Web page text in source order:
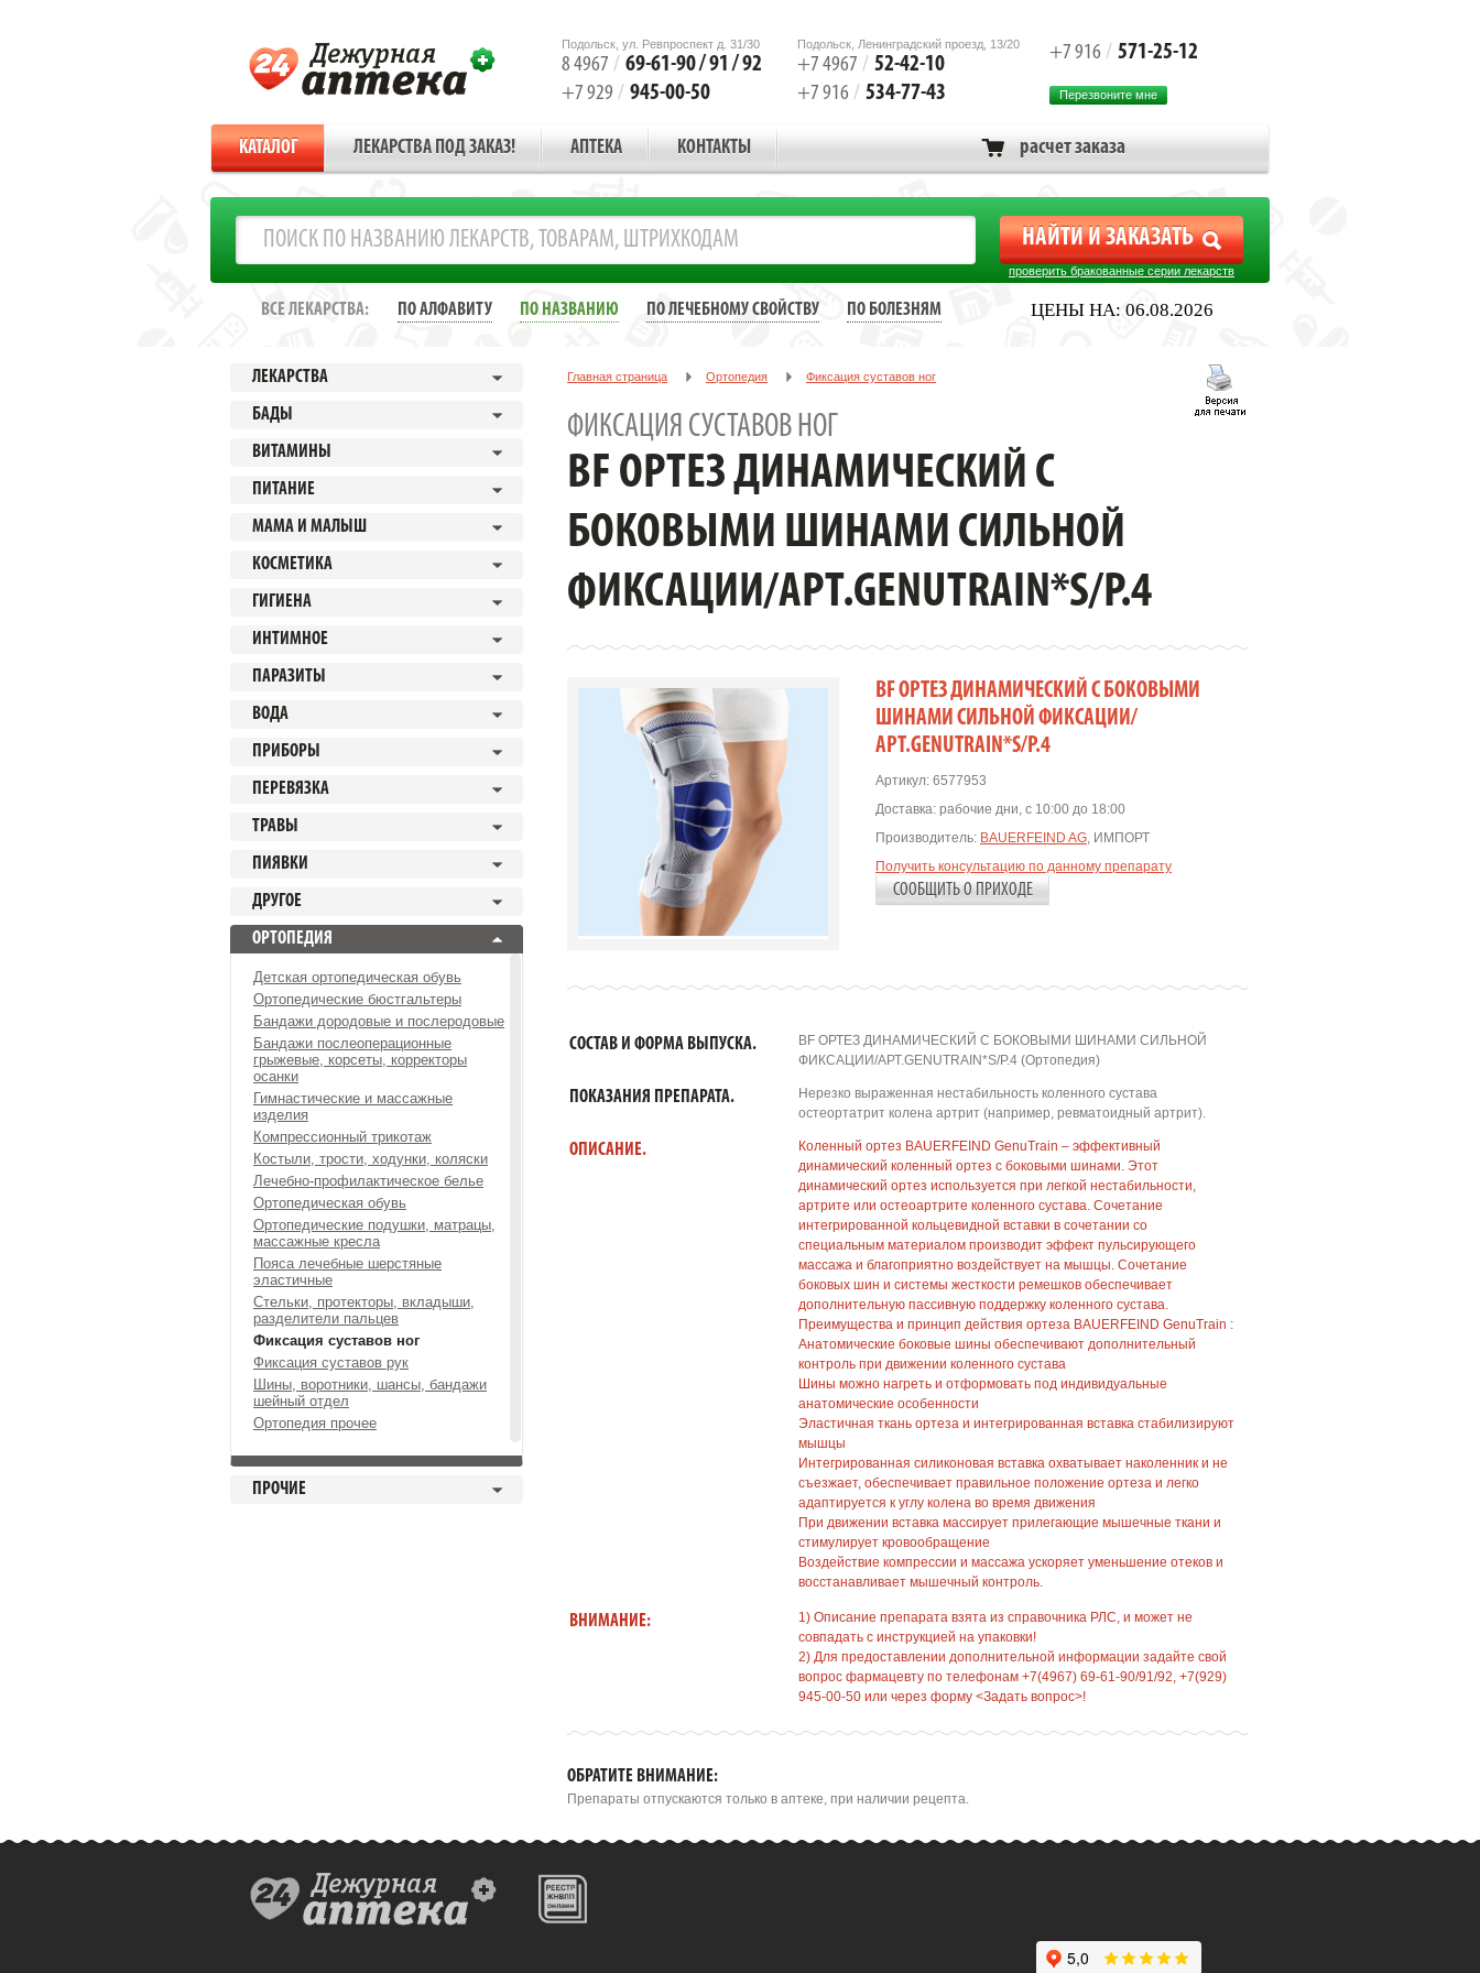
Подольск, ул. Ревпроспект д. 31/30
8 4967 / 69-61-90 / 91 / 92
+7 929 / 945-00-50
Подольск, Ленинградский проезд, 13/20
+7 4967 / 52-42-10
+7 916 / 534-77-43
+7 916 / 571-25-12
Перезвоните мне
КАТАЛОГ ЛЕКАРСТВА ПОД ЗАКАЗ! АПТЕКА КОНТАКТЫ расчет заказа
проверить бракованные серии лекарств
ЦЕНЫ НА: 06.08.2026
ВСЕ ЛЕКАРСТВА: ПО АЛФАВИТУ ПО НАЗВАНИЮ ПО ЛЕЧЕБНОМУ СВОЙСТВУ ПО БОЛЕЗНЯМ
ЛЕКАРСТВА
БАДЫ
ВИТАМИНЫ
ПИТАНИЕ
МАМА И МАЛЫШ
КОСМЕТИКА
ГИГИЕНА
ИНТИМНОЕ
ПАРАЗИТЫ
ВОДА
ПРИБОРЫ
ПЕРЕВЯЗКА
ТРАВЫ
ПИЯВКИ
ДРУГОЕ
ОРТОПЕДИЯ
Детская ортопедическая обувь
Ортопедические бюстгальтеры
Бандажи дородовые и послеродовые
Бандажи послеоперационные
грыжевые, корсеты, корректоры
осанки
Гимнастические и массажные
изделия
Компрессионный трикотаж
Костыли, трости, ходунки, коляски
Лечебно-профилактическое белье
Ортопедическая обувь
Ортопедические подушки, матрацы,
массажные кресла
Пояса лечебные шерстяные
эластичные
Стельки, протекторы, вкладыши,
разделители пальцев
Фиксация суставов ног
Фиксация суставов рук
Шины, воротники, шансы, бандажи
шейный отдел
Ортопедия прочее
ПРОЧИЕ
Главная страница Ортопедия Фиксация суставов ног
ФИКСАЦИЯ СУСТАВОВ НОГ
BF ОРТЕЗ ДИНАМИЧЕСКИЙ С
БОКОВЫМИ ШИНАМИ СИЛЬНОЙ
ФИКСАЦИИ/АРТ.GENUTRAIN*S/Р.4
BF ОРТЕЗ ДИНАМИЧЕСКИЙ С БОКОВЫМИ
ШИНАМИ СИЛЬНОЙ ФИКСАЦИИ/
АРТ.GENUTRAIN*S/Р.4
Артикул: 6577953
Доставка: рабочие дни, с 10:00 до 18:00
Производитель: BAUERFEIND AG, ИМПОРТ
Получить консультацию по данному препарату
СООБЩИТЬ О ПРИХОДЕ
СОСТАВ И ФОРМА ВЫПУСКА.
BF ОРТЕЗ ДИНАМИЧЕСКИЙ С БОКОВЫМИ ШИНАМИ СИЛЬНОЙ
ФИКСАЦИИ/АРТ.GENUTRAIN*S/Р.4 (Ортопедия)
ПОКАЗАНИЯ ПРЕПАРАТА.
Нерезко выраженная нестабильность коленного сустава
остеортатрит колена артрит (например, ревматоидный артрит).
ОПИСАНИЕ.
Коленный ортез BAUERFEIND GenuTrain – эффективный
динамический коленный ортез с боковыми шинами. Этот
динамический ортез используется при легкой нестабильности,
артрите или остеоартрите коленного сустава. Сочетание
интегрированной кольцевидной вставки в сочетании со
специальным материалом производит эффект пульсирующего
массажа и благоприятно воздействует на мышцы. Сочетание
боковых шин и системы жесткости ремешков обеспечивает
дополнительную пассивную поддержку коленного сустава.
Преимущества и принцип действия ортеза BAUERFEIND GenuTrain :
Анатомические боковые шины обеспечивают дополнительный
контроль при движении коленного сустава
Шины можно нагреть и отформовать под индивидуальные
анатомические особенности
Эластичная ткань ортеза и интегрированная вставка стабилизируют
мышцы
Интегрированная силиконовая вставка охватывает наколенник и не
съезжает, обеспечивает правильное положение ортеза и легко
адаптируется к углу колена во время движения
При движении вставка массирует прилегающие мышечные ткани и
стимулирует кровообращение
Воздействие компрессии и массажа ускоряет уменьшение отеков и
восстанавливает мышечный контроль.
ВНИМАНИЕ:
1) Описание препарата взята из справочника РЛС, и может не
совпадать с инструкцией на упаковки!
2) Для предоставлении дополнительной информации задайте свой
вопрос фармацевту по телефонам +7(4967) 69-61-90/91/92, +7(929)
945-00-50 или через форму <Задать вопрос>!
ОБРАТИТЕ ВНИМАНИЕ:
Препараты отпускаются только в аптеке, при наличии рецепта.